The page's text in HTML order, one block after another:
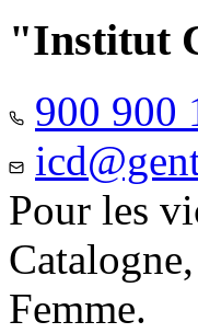
"Institut
900 900
Pour les
Femme.